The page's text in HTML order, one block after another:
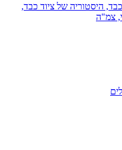
כבד, היסטוריה של ציוד כבד,
צמ"ה